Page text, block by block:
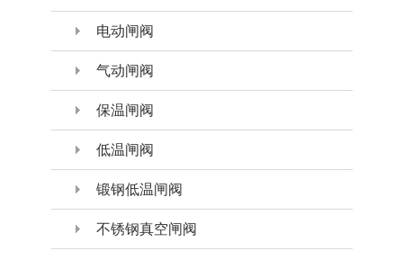
电动闸阀
气动闸阀
保温闸阀
低温闸阀
锻钢低温闸阀
不锈钢真空闸阀